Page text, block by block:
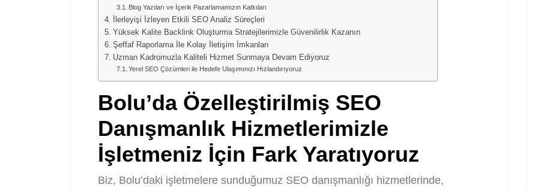
Blog Yazıları ve İçerik Pazarlamamızın Katkıları
İlerleyişi İzleyen Etkili SEO Analiz Süreçleri
Yüksek Kalite Backlink Oluşturma Stratejilerimizle Güvenilirlik Kazanın
Şeffaf Raporlama İle Kolay İletişim İmkanları
Uzman Kadromuzla Kaliteli Hizmet Sunmaya Devam Ediyoruz
Yerel SEO Çözümleri ile Hedefe Ulaşımınızı Hızlandırıyoruz
Bolu’da Özelleştirilmiş SEO
Danışmanlık Hizmetlerimizle
İşletmeniz İçin Fark Yaratıyoruz
Biz, Bolu’daki işletmelere sunduğumuz SEO danışmanlığı hizmetlerinde,